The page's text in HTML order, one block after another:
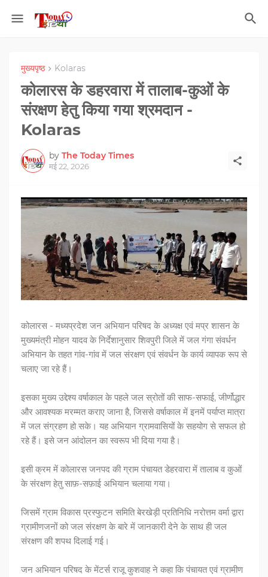
मुख्यपृष्ठ Kolaras
कोलारस के डहरवारा में तालाब-कुओं के
संरक्षण हेतु किया गया श्रमदान -
Kolaras
by The Today Times
मई 22, 2026
कोलारस - मध्यप्रदेश जन अभियान परिषद के अध्यक्ष एवं मप्र शासन के
मुख्यमंत्री मोहन यादव के निर्देशानुसार शिवपुरी जिले में जल गंगा संवर्धन
अभियान के तहत गांव-गांव में जल संरक्षण एवं संवर्धन के कार्य व्यापक रूप से
चलाए जा रहे हैं।
इसका मुख्य उद्देश्य वर्षाकाल के पहले जल स्रोतों की साफ-सफाई, जीर्णोद्धार
और आवश्यक मरम्मत कराए जाना है, जिससे वर्षाकाल में इनमें पर्याप्त मात्रा
में जल संग्रहण हो सके। यह अभियान ग्रामवासियों के सहयोग से सफल हो
रहे हैं। इसे जन आंदोलन का स्वरूप भी दिया गया है।
इसी क्रम में कोलारस जनपद की ग्राम पंचायत डेहरवारा में तालाब व कुओं
के संरक्षण हेतु साफ़-सफ़ाई अभियान चलाया गया।
जिसमें ग्राम विकास प्रस्फुटन समिति बेरखेड़ी प्रतिनिधि नरोत्तम वर्मा द्वारा
ग्रामीणजनों को जल संरक्षण के बारे में जानकारी देने के साथ ही जल
संरक्षण की शपथ दिलाई गई।
जन अभियान परिषद के मेंटर्स राजू कुशवाह ने कहा कि पंचायत एवं ग्रामीण